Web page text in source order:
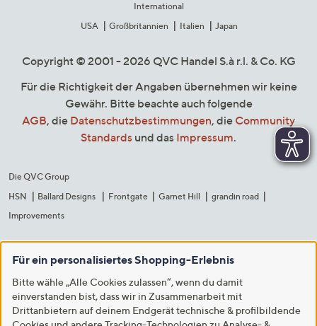
International
USA
Großbritannien Italien Japan
Copyright © 2001 - 2026 QVC Handel S.à r.l. & Co. KG
Für die Richtigkeit der Angaben übernehmen wir keine
Gewähr. Bitte beachte auch folgende
AGB, die Datenschutzbestimmungen, die Community
Standards und das Impressum.
Die QVC Group
HSN
Ballard Designs Frontgate Garnet Hill
grandin road
Improvements
Für ein personalisiertes Shopping-Erlebnis
Bitte wähle „Alle Cookies zulassen“, wenn du damit
einverstanden bist, dass wir in Zusammenarbeit mit
Drittanbietern auf deinem Endgerät technische & profilbildende